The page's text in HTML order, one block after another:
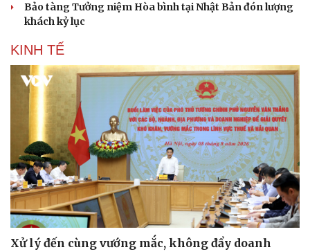
Bảo tàng Tưởng niệm Hòa bình tại Nhật Bản đón lượng
khách kỷ lục
KINH TẾ
Xử lý đến cùng vướng mắc, không đẩy doanh